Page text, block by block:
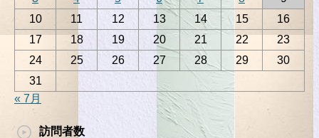
10
11 12 13 14 15
16
17
18 19 20 21 22
23
24
25 26 27 28 29
30
31
« 7月
訪問者数